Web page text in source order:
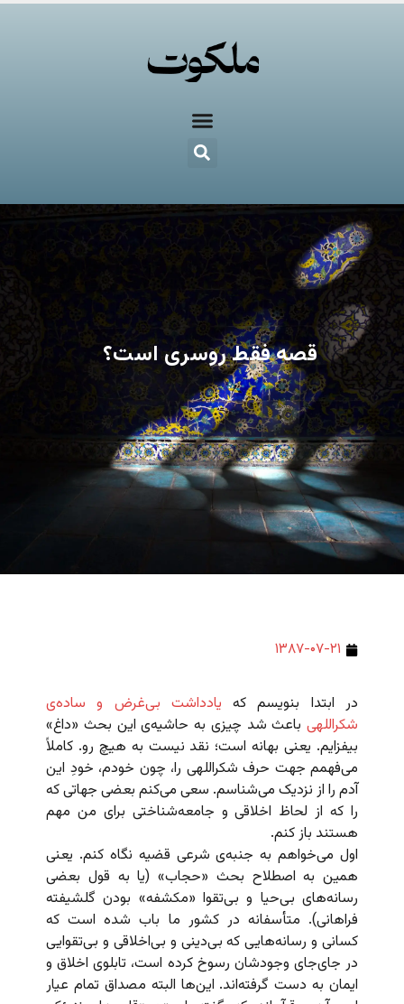
قصه فقط روسری است؟
۱۳۸۷-۰۷-۲۱
در ابتدا بنویسم که یادداشت بی‌غرض و ساده‌ی
شکراللهی باعث شد چیزی به حاشیه‌ی این بحث «داغ»
بیفزایم. یعنی بهانه است؛ نقد نیست به هیچ رو. کاملاً
می‌فهمم جهت حرف شکراللهی را، چون خودم، خودِ این
آدم را از نزدیک می‌شناسم. سعی می‌‌کنم بعضی جهاتی که
را که از لحاظ اخلاقی و جامعه‌شناختی برای من مهم
هستند باز کنم.
اول می‌خواهم به جنبه‌ی شرعی قضیه نگاه کنم. یعنی
همین به اصطلاح بحث «حجاب» (یا به قول بعضی
رسانه‌های بی‌حیا و بی‌تقوا «مکشفه» بودن گلشیفته‌
فراهانی). متأسفانه در کشور ما باب شده است که
کسانی و رسانه‌هایی که بی‌دینی و بی‌اخلاقی و بی‌تقوایی
در جای‌جای وجودشان رسوخ کرده است، تابلوی اخلاق و
ایمان به دست گرفته‌اند. این‌ها البته مصداق تمام عیار